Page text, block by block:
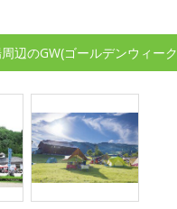
辺のGW(ゴールデンウィー